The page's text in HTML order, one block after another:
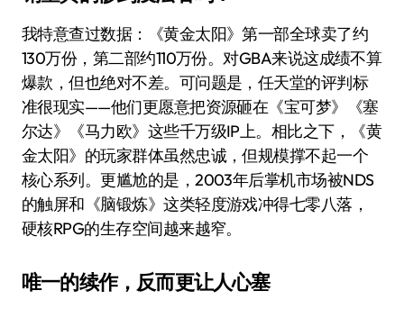
我特意查过数据：《黄金太阳》第一部全球卖了约
130万份，第二部约110万份。对GBA来说这成绩不算
爆款，但也绝对不差。可问题是，任天堂的评判标
准很现实——他们更愿意把资源砸在《宝可梦》《塞
尔达》《马力欧》这些千万级IP上。相比之下，《黄
金太阳》的玩家群体虽然忠诚，但规模撑不起一个
核心系列。更尴尬的是，2003年后掌机市场被NDS
的触屏和《脑锻炼》这类轻度游戏冲得七零八落，
硬核RPG的生存空间越来越窄。
唯一的续作，反而更让人心塞